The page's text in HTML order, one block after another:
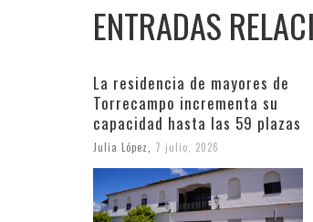
ENTRADAS
La residencia de mayores de
Torrecampo incrementa su
capacidad hasta las 59 plazas
Julia López, 7 julio, 2026